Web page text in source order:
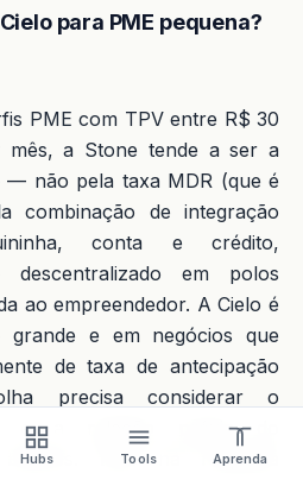
para PME pequena?
PME com TPV entre R$ 30
a Stone tende a ser a
— não pela taxa MDR (que é
combinação de integração
conta e crédito,
descentralizado em polos
ao empreendedor. A Cielo é
e em negócios que
de taxa de antecipação
precisa considerar o
e a relação prévia do
bancos. Não há resposta
Hubs Tools Aprenda